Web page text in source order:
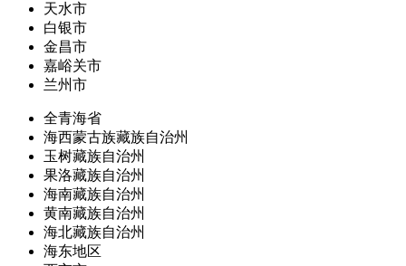
天水市
白银市
金昌市
嘉峪关市
兰州市
全青海省
海西蒙古族藏族自治州
玉树藏族自治州
果洛藏族自治州
海南藏族自治州
黄南藏族自治州
海北藏族自治州
海东地区